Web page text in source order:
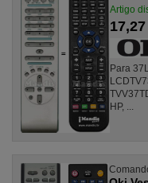
Artigo
Para
HP, ...